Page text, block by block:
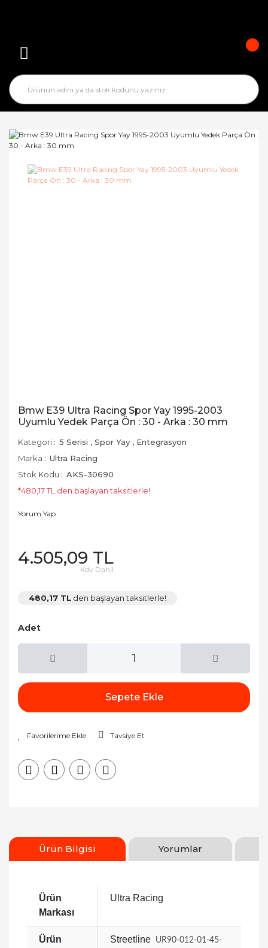
Bmw E39 Ultra Racing Spor Yay 1995-2003
Uyumlu Yedek Parça Ön : 30 - Arka : 30 mm
Kategori 5 Serisi , Spor Yay , Entegrasyon
Marka
Ultra Racing
Stok Kodu
AKS-30690
*480,17 TL den başlayan taksitlerle!
Yorum Yap
4.505,09 TL
Kdv Dahil
480,17 TL den başlayan taksitlerle!
Adet
Sepete Ekle
Tavsiye Et
Ürün Bilgisi Yorumlar
Ürün
Markası
Ultra Racing
Ürün
Streetline
UR90-012-01-45-